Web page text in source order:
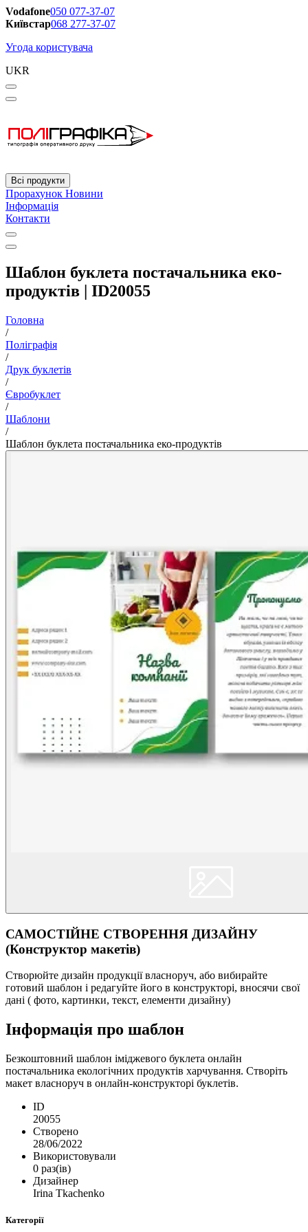
Vodafone050 077-37-07
Київстар068 277-37-07
Угода користувача
UKR
Всі продукти
Прорахунок Новини
Інформація
Контакти
Шаблон буклета постачальника еко-
продуктів | ID20055
Головна
/
Поліграфія
/
Друк буклетів
/
Євробуклет
/
Шаблони
/
Шаблон буклета постачальника еко-продуктів
САМОСТІЙНЕ СТВОРЕННЯ ДИЗАЙНУ
(Конструктор макетів)
Створюйте дизайн продукції власноруч, або вибирайте
готовий шаблон і редагуйте його в конструкторі, вносячи свої
дані ( фото, картинки, текст, елементи дизайну)
Інформація про шаблон
Безкоштовний шаблон іміджевого буклета онлайн
постачальника екологічних продуктів харчування. Створіть
макет власноруч в онлайн-конструкторі буклетів.
ID
20055
Створено
28/06/2022
Використовували
0 раз(ів)
Дизайнер
Irina Tkachenko
Категорії